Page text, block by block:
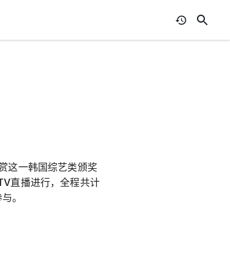
这一韩国综艺类颁奖
直播进行，全程共计
。